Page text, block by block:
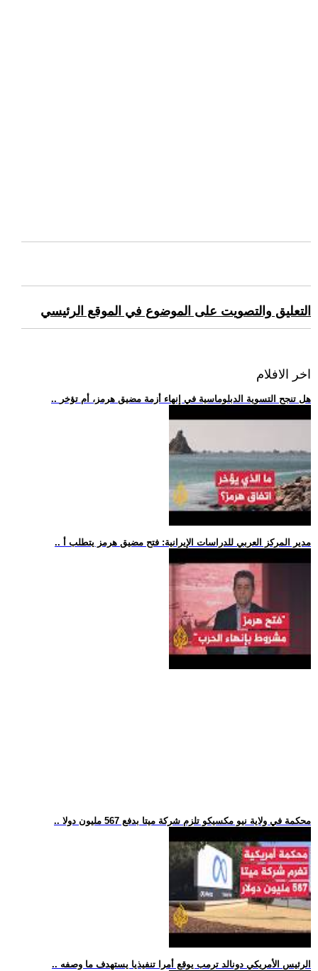
التعليق والتصويت على الموضوع في الموقع الرئيسي
اخر الافلام
.. هل تنجح التسوية الدبلوماسية في إنهاء أزمة مضيق هرمز، أم تؤخر
.. مدير المركز العربي للدراسات الإيرانية: فتح مضيق هرمز يتطلب أ
.. محكمة في ولاية نيو مكسيكو تلزم شركة ميتا بدفع 567 مليون دولا
.. الرئيس الأمريكي دونالد ترمب يوقع أمرا تنفيذيا يستهدف ما وصفه